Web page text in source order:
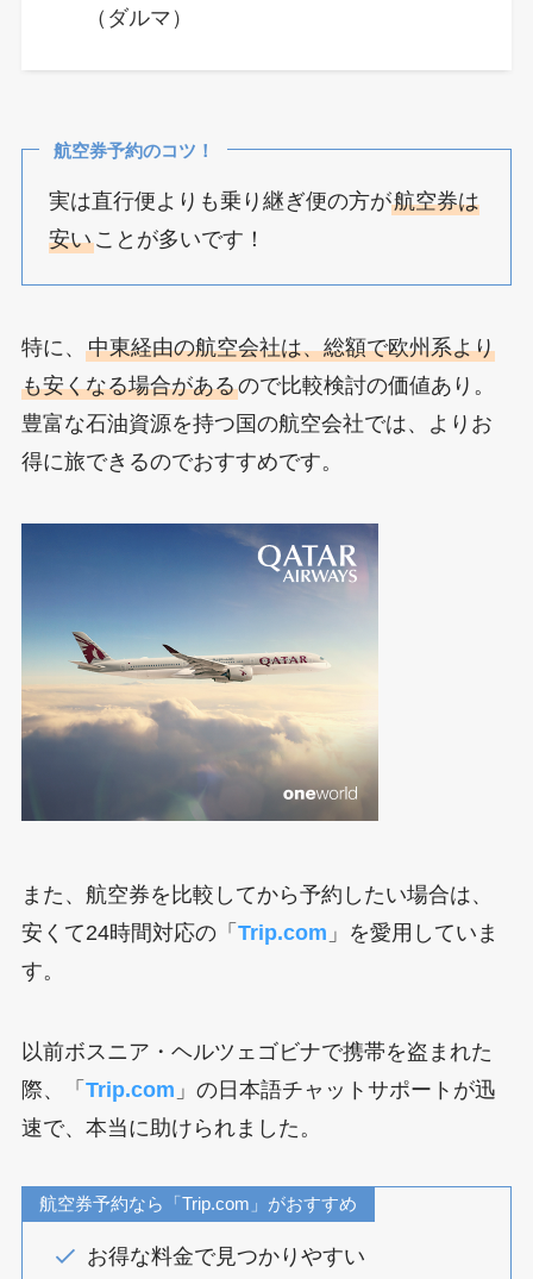
（ダルマ）
航空券予約のコツ！
実は直行便よりも乗り継ぎ便の方が航空券は
安いことが多いです！
特に、 中東経由の航空会社は、総額で欧州系より
も安くなる場合があるので比較検討の価値あり。
豊富な石油資源を持つ国の航空会社では、よりお
得に旅できるのでおすすめです。
また、航空券を比較してから予約したい場合は、
安くて24時間対応の「 Trip.com 」を愛用していま
す。
以前ボスニア・ヘルツェゴビナで携帯を盗まれた
際、「 Trip.com 」の日本語チャットサポートが迅
速で、本当に助けられました。
航空券予約なら「Trip.com」がおすすめ
お得な料金で見つかりやすい